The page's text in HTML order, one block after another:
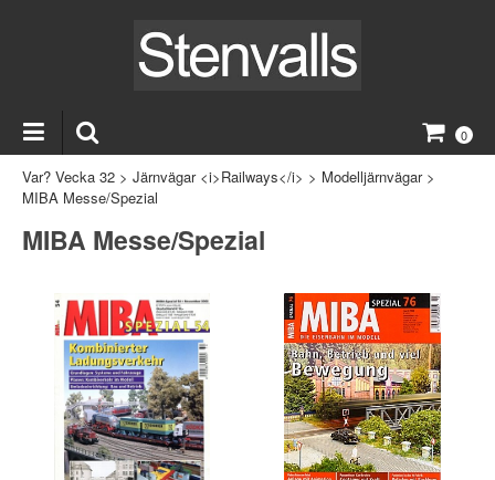
0
Var? Vecka 32 > Järnvägar <i>Railways</i> > Modelljärnvägar>
MIBA Messe/Spezial
MIBA Messe/Spezial